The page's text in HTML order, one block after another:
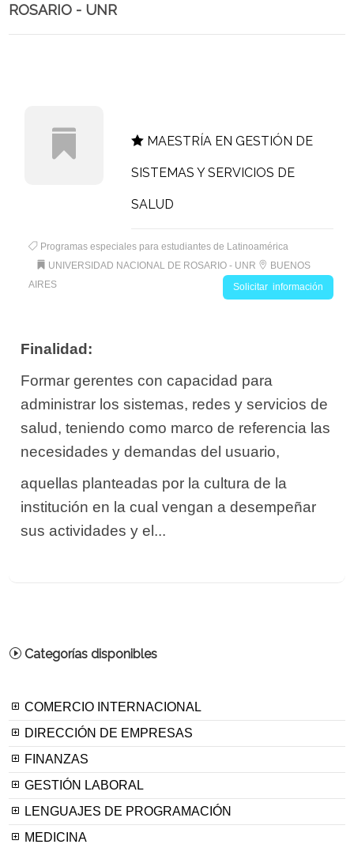
ROSARIO - UNR
MAESTRÍA EN GESTIÓN DE
SISTEMAS Y SERVICIOS DE
SALUD
Programas especiales para estudiantes de Latinoamérica
UNIVERSIDAD NACIONAL DE ROSARIO - UNR
BUENOS
AIRES
Solicitar información
Finalidad:
Formar gerentes con capacidad para
administrar los sistemas, redes y servicios de
salud, teniendo como marco de referencia las
necesidades y demandas del usuario,
aquellas planteadas por la cultura de la
institución en la cual vengan a desempeñar
sus actividades y el...
Categorías disponibles
COMERCIO INTERNACIONAL
DIRECCIÓN DE EMPRESAS
FINANZAS
GESTIÓN LABORAL
LENGUAJES DE PROGRAMACIÓN
MEDICINA